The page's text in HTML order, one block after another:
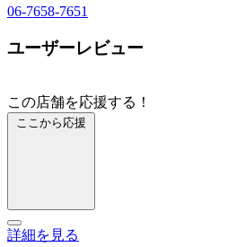
06-7658-7651
ユーザーレビュー
この店舗を応援する！
ここから応援
詳細を見る